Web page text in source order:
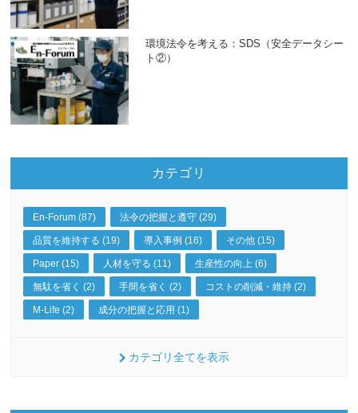
環境法令を考える：SDS（安全データシー
ト②）
カテゴリ
En-Forum (87) 法令の把握と遵守 (29)
品質を維持する (19) 導入事例 (16) その他 (15)
Paper (15) 人材を守る (11) 生産性の向上 (6)
無駄を省く (2) 手間を省く (2) コストの削減・維持 (2)
M-Life (2) 成分の把握と応用 (1)
カテゴリ全てを表示